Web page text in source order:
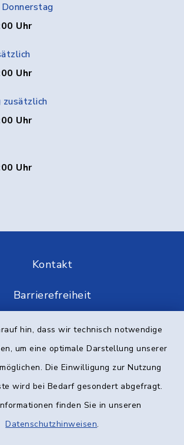
hin, dass wir technisch notwendige
um eine optimale Darstellung unserer
Die Einwilligung zur Nutzung
wird bei Bedarf gesondert abgefragt.
finden Sie in unseren
Datenschutzhinweisen.
Uhr
Uhr
zusätzlich
Uhr
Uhr
Kontakt
Barrierefreiheit
Datenschutz
Impressum
Kommunikation
Sitemap